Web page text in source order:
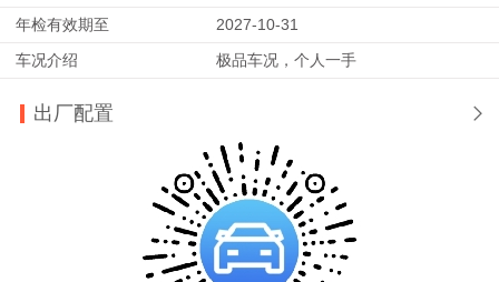
年检有效期至
2027-10-31
车况介绍
极品车况，个人一手
出厂配置 